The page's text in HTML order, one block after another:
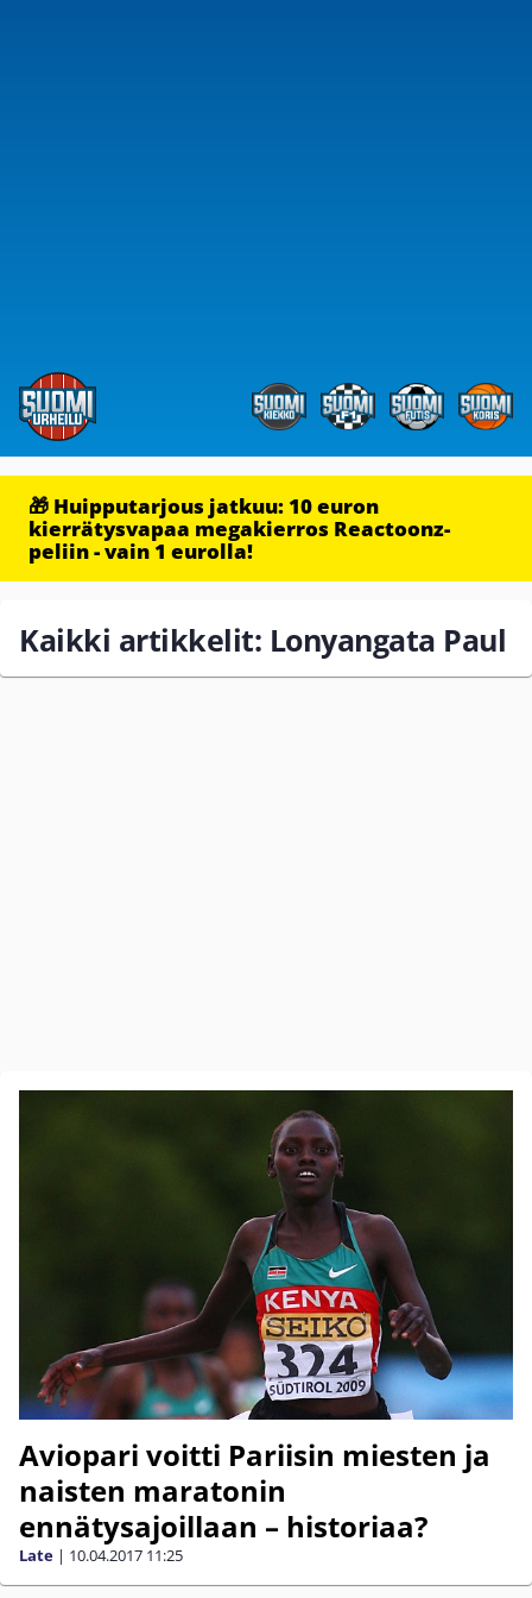
🎁 Huipputarjous jatkuu: 10 euron
kierrätysvapaa megakierros Reactoonz-
peliin - vain 1 eurolla!
Kaikki artikkelit: Lonyangata Paul
Aviopari voitti Pariisin miesten ja
naisten maratonin
ennätysajoillaan – historiaa?
Late | 10.04.2017 11:25